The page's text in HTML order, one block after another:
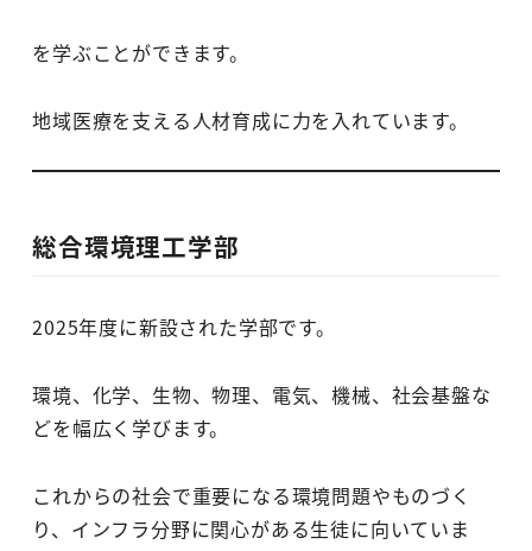
を学ぶことができます。
地域医療を支える人材育成に力を入れています。
総合環境理工学部
2025年度に新設された学部です。
環境、化学、生物、物理、電気、機械、社会基盤な
どを幅広く学びます。
これからの社会で重要になる環境問題やものづく
り、インフラ分野に関心がある生徒に向いていま